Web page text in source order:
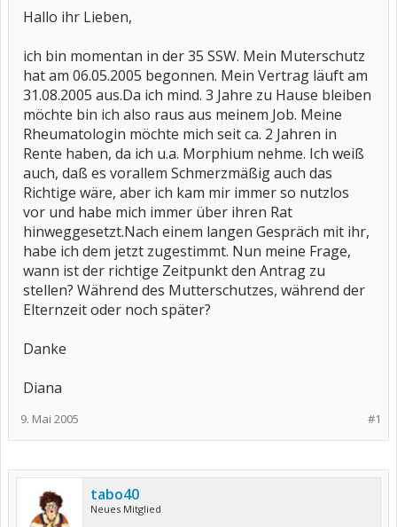
Hallo ihr Lieben,
ich bin momentan in der 35 SSW. Mein Muterschutz
hat am 06.05.2005 begonnen. Mein Vertrag läuft am
31.08.2005 aus.Da ich mind. 3 Jahre zu Hause bleiben
möchte bin ich also raus aus meinem Job. Meine
Rheumatologin möchte mich seit ca. 2 Jahren in
Rente haben, da ich u.a. Morphium nehme. Ich weiß
auch, daß es vorallem Schmerzmäßig auch das
Richtige wäre, aber ich kam mir immer so nutzlos
vor und habe mich immer über ihren Rat
hinweggesetzt.Nach einem langen Gespräch mit ihr,
habe ich dem jetzt zugestimmt. Nun meine Frage,
wann ist der richtige Zeitpunkt den Antrag zu
stellen? Während des Mutterschutzes, während der
Elternzeit oder noch später?
Danke
Diana
#1
9. Mai 2005
tabo40
Neues Mitglied